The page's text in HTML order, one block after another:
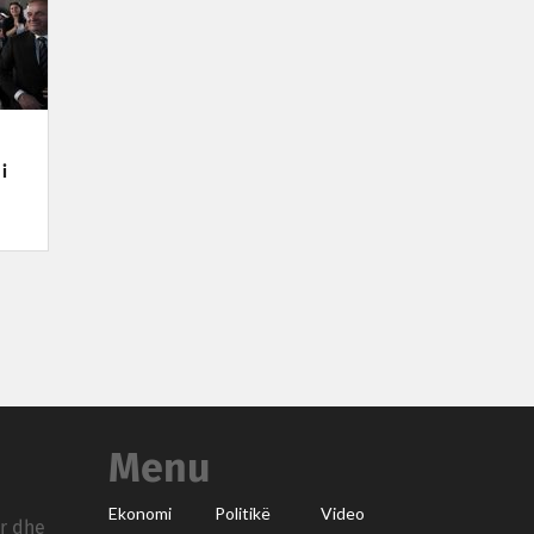
dhe
Menu
Ekonomi Politikë Video